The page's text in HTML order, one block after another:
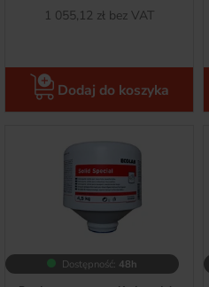
Netto
1 055,12 zł bez VAT
Dodaj do koszyka
Dostępność: 48h